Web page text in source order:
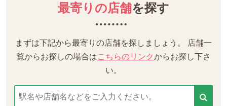
最寄りの店舗を探す
まずは下記から最寄りの店舗を探しましょう。
店舗一
覧からお探しの場合はこちらのリンクからお探し下さ
い。